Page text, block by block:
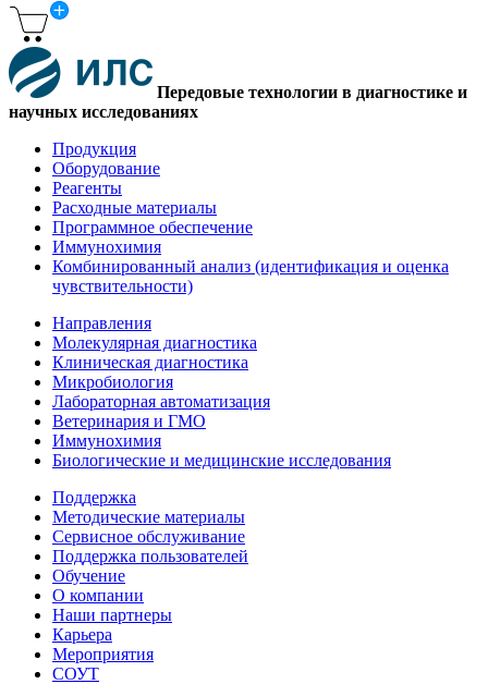
Передовые технологии в диагностике и
научных исследованиях
Продукция
Оборудование
Реагенты
Расходные материалы
Программное обеспечение
Иммунохимия
Комбинированный анализ (идентификация и оценка
чувствительности)
Направления
Молекулярная диагностика
Клиническая диагностика
Микробиология
Лабораторная автоматизация
Ветеринария и ГМО
Иммунохимия
Биологические и медицинские исследования
Поддержка
Методические материалы
Сервисное обслуживание
Поддержка пользователей
Обучение
О компании
Наши партнеры
Карьера
Мероприятия
СОУТ